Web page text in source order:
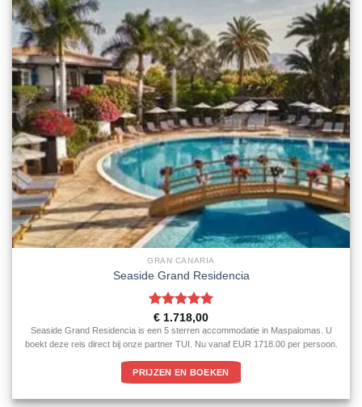
GRAN CANARIA
Seaside Grand Residencia
Gewaardeerd
5uit 5
€ 1.718,00
Seaside Grand Residencia is een 5 sterren accommodatie in Maspalomas. U
boekt deze reis direct bij onze partner TUI. Nu vanaf EUR 1718.00 per persoon.
PRIJZEN EN BOEKEN